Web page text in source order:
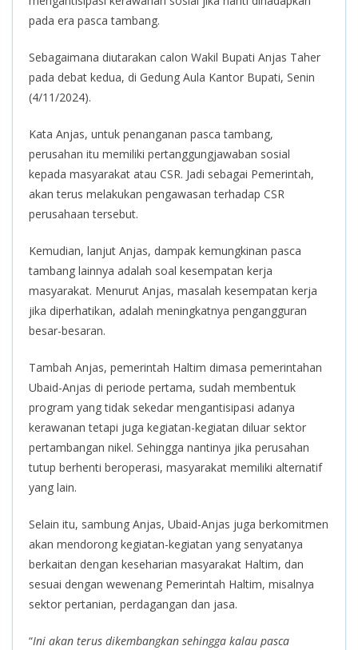
pada era pasca tambang.
Sebagaimana diutarakan calon Wakil Bupati Anjas Taher
pada debat kedua, di Gedung Aula Kantor Bupati, Senin
(4/11/2024).
Kata Anjas, untuk penanganan pasca tambang,
perusahan itu memiliki pertanggungjawaban sosial
kepada masyarakat atau CSR. Jadi sebagai Pemerintah,
akan terus melakukan pengawasan terhadap CSR
perusahaan tersebut.
Kemudian, lanjut Anjas, dampak kemungkinan pasca
tambang lainnya adalah soal kesempatan kerja
masyarakat. Menurut Anjas, masalah kesempatan kerja
jika diperhatikan, adalah meningkatnya pengangguran
besar-besaran.
Tambah Anjas, pemerintah Haltim dimasa pemerintahan
Ubaid-Anjas di periode pertama, sudah membentuk
program yang tidak sekedar mengantisipasi adanya
kerawanan tetapi juga kegiatan-kegiatan diluar sektor
pertambangan nikel. Sehingga nantinya jika perusahan
tutup berhenti beroperasi, masyarakat memiliki alternatif
yang lain.
Selain itu, sambung Anjas, Ubaid-Anjas juga berkomitmen
akan mendorong kegiatan-kegiatan yang senyatanya
berkaitan dengan keseharian masyarakat Haltim, dan
sesuai dengan wewenang Pemerintah Haltim, misalnya
sektor pertanian, perdagangan dan jasa.
“Ini akan terus dikembangkan sehingga kalau pasca